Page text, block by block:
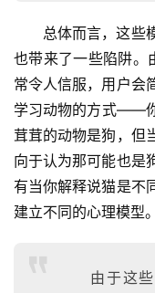
费
课
程
A
I
V
I
总体而言，这些
也带来了一些陷阱。
常令人信服，用户会
学习动物的方式——
茸茸的动物是狗，但
向于认为那可能也是
有当你解释说猫是不
建立不同的心理模型。
由于这